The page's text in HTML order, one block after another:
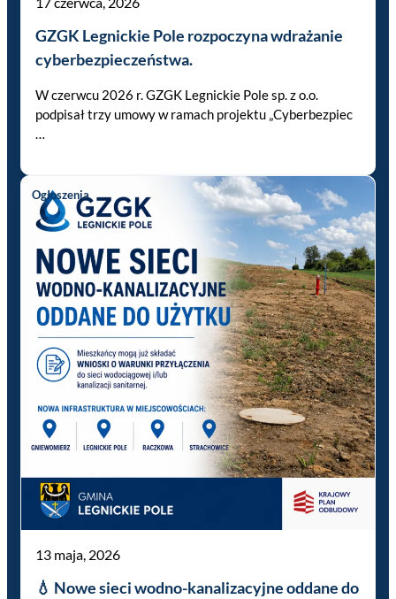
GZGK Legnickie Pole rozpoczyna wdrażanie
cyberbezpieczeństwa.
W czerwcu 2026 r. GZGK Legnickie Pole sp. z o.o.
podpisał trzy umowy w ramach projektu „Cyberbezpiec
…
Ogłoszenia
13 maja, 2026
💧 Nowe sieci wodno-kanalizacyjne oddane do